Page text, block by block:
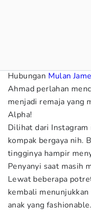
Hubungan Mulan
Ahmad perlahan
menjadi remaja yang
Alpha!
Dilihat dari Instagram
kompak bergaya nih.
tingginya hampir
Penyanyi saat masih
Lewat beberapa
kembali menunjukkan
anak yang fashionable.